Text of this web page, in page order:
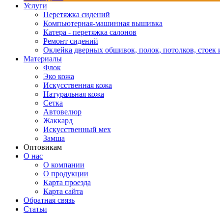
Услуги
Перетяжка сидений
Компьютерная-машинная вышивка
Катера - перетяжка салонов
Ремонт сидений
Оклейка дверных обшивок, полок, потолков, стоек
Материалы
Флок
Эко кожа
Искусственная кожа
Натуральная кожа
Сетка
Автовелюр
Жаккард
Искусственный мех
Замша
Оптовикам
О нас
О компании
О продукции
Карта проезда
Карта сайта
Обратная связь
Статьи